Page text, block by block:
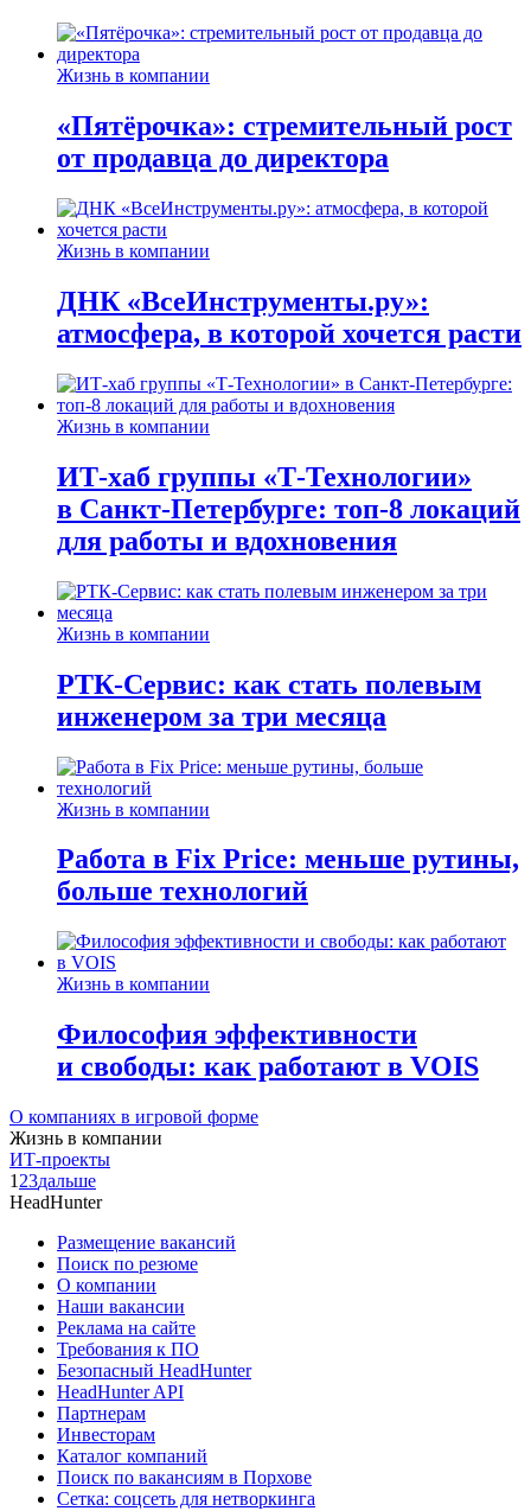
Жизнь в компании
«Пятёрочка»: стремительный рост
от продавца до директора
Жизнь в компании
ДНК «ВсеИнструменты.ру»:
атмосфера, в которой хочется расти
Жизнь в компании
ИТ-хаб группы «Т-Технологии»
в Санкт-Петербурге: топ-8 локаций
для работы и вдохновения
Жизнь в компании
РТК-Сервис: как стать полевым
инженером за три месяца
Жизнь в компании
Работа в Fix Price: меньше рутины,
больше технологий
Жизнь в компании
Философия эффективности
и свободы: как работают в VOIS
О компаниях в игровой форме
Жизнь в компании
ИТ-проекты
1 23дальше
HeadHunter
Размещение вакансий
Поиск по резюме
О компании
Наши вакансии
Реклама на сайте
Требования к ПО
Безопасный HeadHunter
HeadHunter API
Партнерам
Инвесторам
Каталог компаний
Поиск по вакансиям в Порхове
Сетка: соцсеть для нетворкинга